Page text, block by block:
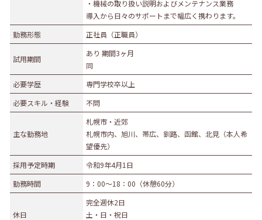
百貨店・スーパーマーケット
自動車販売・修理
不動産業
飲食サービス業
募集職種
事務職 販売職 営業職
サービス職 その他
・機械の取り扱い説明およびメンテナンス業務
導入から日々のサポートまで幅広く携わります。
勤務形態
正社員（正職員）
試用期間
あり 期間3ヶ月
同
必要学歴
専門学校卒以上
必要スキル・経験
不問
主な勤務地
札幌市・近郊
札幌市内、旭川、帯広、釧路、函館、北見（本人希
望優先）
採用予定時期
令和9年4月1日
勤務時間
9：00～18：00（休憩60分）
休日
完全週休2日
土・日・祝日